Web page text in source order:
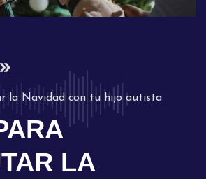
la Navidad con tu hijo autista
LA